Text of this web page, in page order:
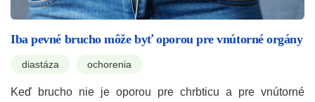
Iba pevné brucho môže byť oporou pre vnútorné orgány
diastáza ochorenia
Keď brucho nie je oporou pre chrbticu a pre vnútorné